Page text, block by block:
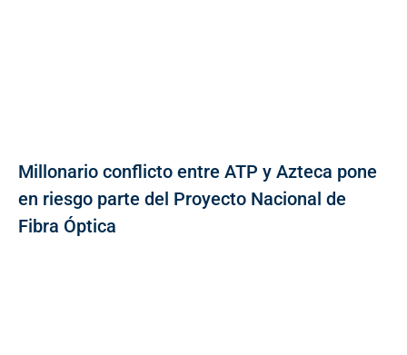
Millonario conflicto entre ATP y Azteca pone
en riesgo parte del Proyecto Nacional de
Fibra Óptica